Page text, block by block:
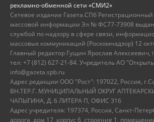
рекламно-обменной сети «СМИ2»
Сетевое издание Газета.СПб
массовой информации Эл № ФС77-73908
службой по надзору в сфере связи,
массовых коммуникаций (Роскомнадзор) 12
Главный редактор Гущин Ярослав Алексеевич,
тел: +7 (812) 627-21-84. Учредитель АО
info@gazeta.spb.ru
Адрес редакции ООО "Рост": 197022, Россия,
ВН.ТЕР.Г. МУНИЦИПАЛЬНЫЙ ОКРУГ
ЧАПЫГИНА, Д. 6 ЛИТЕРА П, ОФИС 316
Адрес учредителя: 197374, Россия, Санкт-
дорога, дом 17, корпус 6, строение 1,